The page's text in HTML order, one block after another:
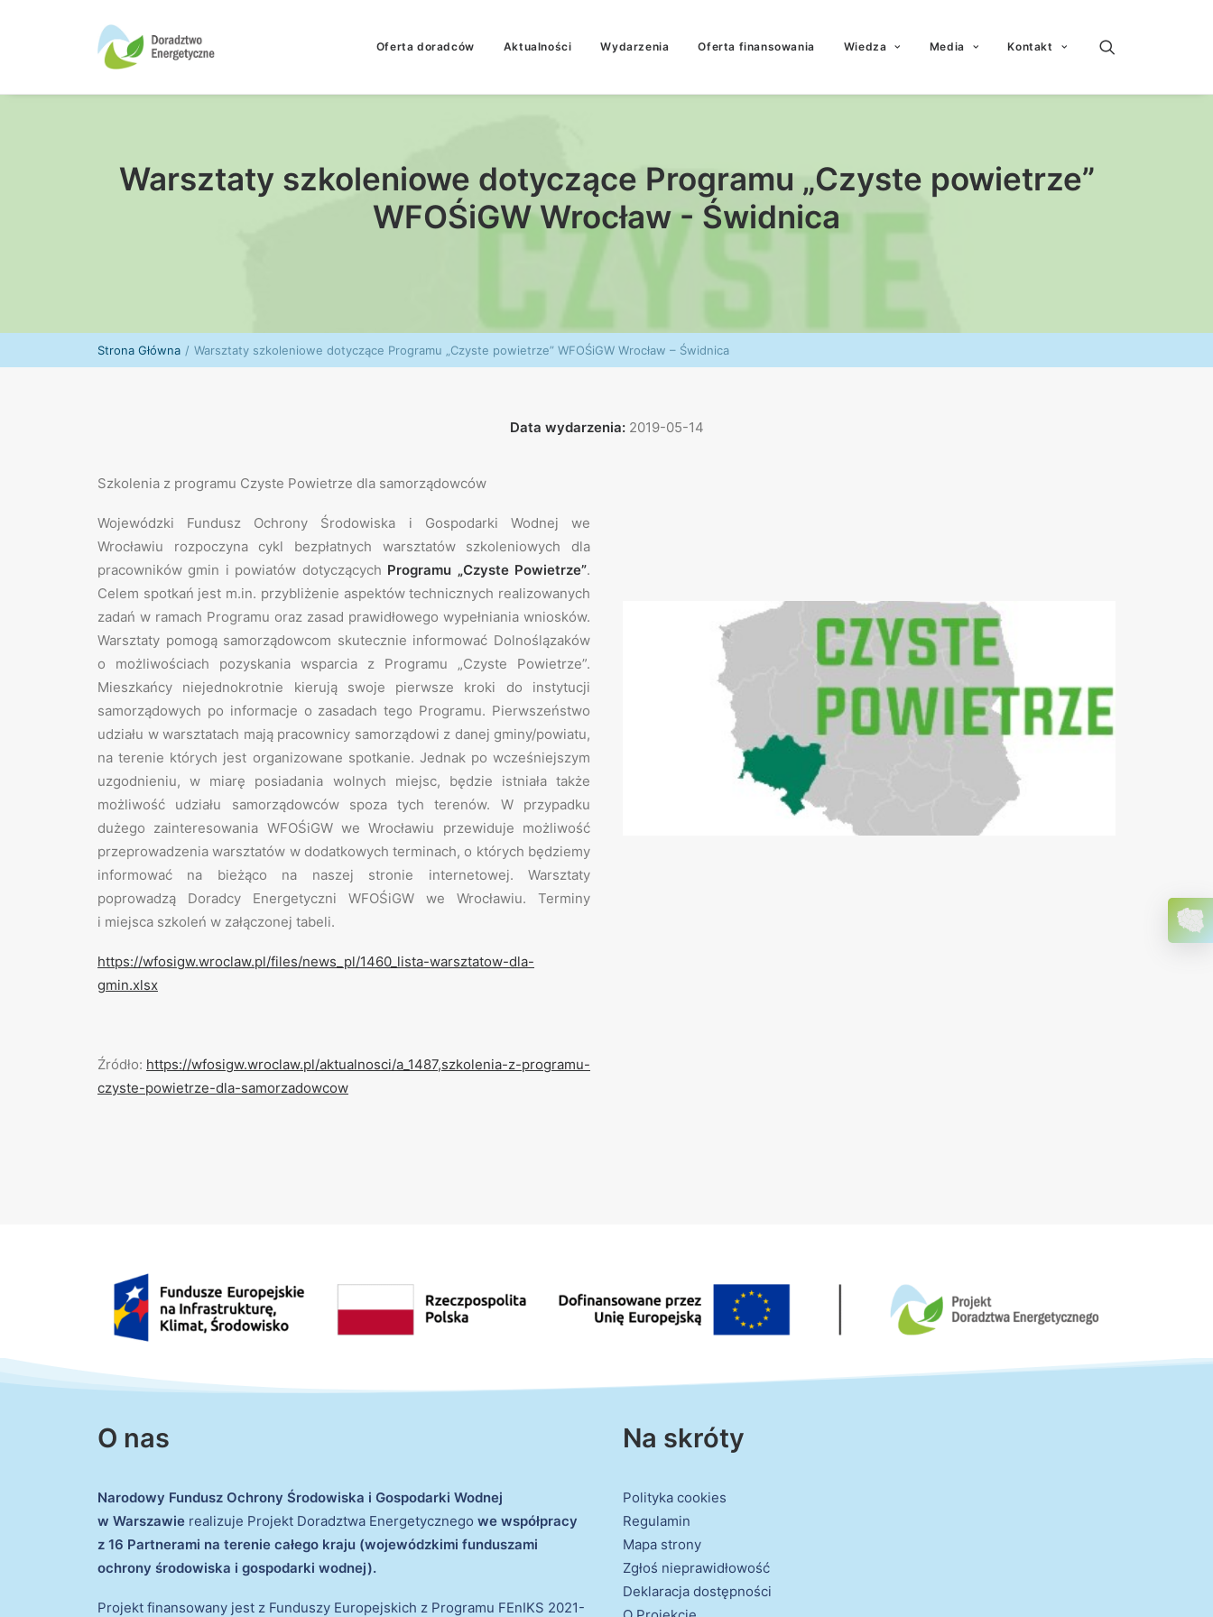
Oferta doradców Aktualności Wydarzenia Oferta finansowania Wiedza Media Kontakt
Warsztaty szkoleniowe dotyczące Programu „Czyste powietrze”
WFOŚiGW Wrocław - Świdnica
Strona Główna Warsztaty szkoleniowe dotyczące Programu „Czyste powietrze” WFOŚiGW Wrocław – Świdnica
Data wydarzenia:2019-05-14
Szkolenia z programu Czyste Powietrze dla samorządowców
Wojewódzki Fundusz Ochrony Środowiska i Gospodarki Wodnej we
Wrocławiu rozpoczyna cykl bezpłatnych warsztatów szkoleniowych dla
pracowników gmin i powiatów dotyczących Programu „Czyste Powietrze”.
Celem spotkań jest m.in. przybliżenie aspektów technicznych realizowanych
zadań w ramach Programu oraz zasad prawidłowego wypełniania wniosków.
Warsztaty pomogą samorządowcom skutecznie informować Dolnoślązaków
o możliwościach pozyskania wsparcia z Programu „Czyste Powietrze”.
Mieszkańcy niejednokrotnie kierują swoje pierwsze kroki do instytucji
samorządowych po informacje o zasadach tego Programu. Pierwszeństwo
udziału w warsztatach mają pracownicy samorządowi z danej gminy/powiatu,
na terenie których jest organizowane spotkanie. Jednak po wcześniejszym
uzgodnieniu, w miarę posiadania wolnych miejsc, będzie istniała także
możliwość udziału samorządowców spoza tych terenów. W przypadku
dużego zainteresowania WFOŚiGW we Wrocławiu przewiduje możliwość
przeprowadzenia warsztatów w dodatkowych terminach, o których będziemy
informować na bieżąco na naszej stronie internetowej. Warsztaty
poprowadzą Doradcy Energetyczni WFOŚiGW we Wrocławiu. Terminy
i miejsca szkoleń w załączonej tabeli.
https://wfosigw.wroclaw.pl/files/news_pl/1460_lista-warsztatow-dla-
gmin.xlsx
Źródło: https://wfosigw.wroclaw.pl/aktualnosci/a_1487,szkolenia-z-programu-
czyste-powietrze-dla-samorzadowcow
O nas
Narodowy Fundusz Ochrony Środowiska i Gospodarki Wodnej
w Warszawie realizuje Projekt Doradztwa Energetycznego we współpracy
z 16 Partnerami na terenie całego kraju (wojewódzkimi funduszami
ochrony środowiska i gospodarki wodnej).
Projekt finansowany jest z Funduszy Europejskich z Programu FEnIKS 2021-
Na skróty
Polityka cookies
Regulamin
Mapa strony
Zgłoś nieprawidłowość
Deklaracja dostępności